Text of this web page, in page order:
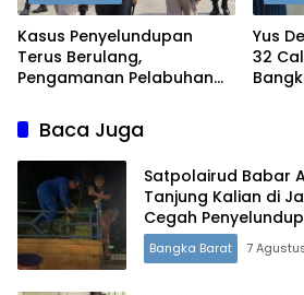
Kasus Penyelundupan
Terus Berulang,
Pengamanan Pelabuhan
Diperketat
Yus
32
Baca Juga
Satpolairud Babar
Tanjung Kalian di
Cegah
Bangka Barat 7